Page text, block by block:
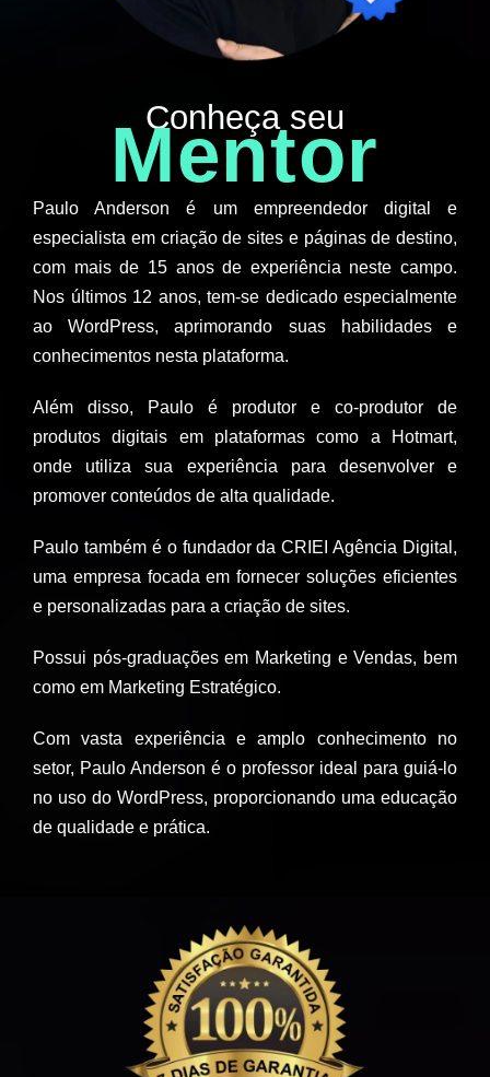
Conheça seu
Mentor
Paulo Anderson é um empreendedor digital e
especialista em criação de sites e páginas de destino,
com mais de 15 anos de experiência neste campo.
Nos últimos 12 anos, tem-se dedicado especialmente
ao WordPress, aprimorando suas habilidades e
conhecimentos nesta plataforma.
Além disso, Paulo é produtor e co-produtor de
produtos digitais em plataformas como a Hotmart,
onde utiliza sua experiência para desenvolver e
promover conteúdos de alta qualidade.
Paulo também é o fundador da CRIEI Agência Digital,
uma empresa focada em fornecer soluções eficientes
e personalizadas para a criação de sites.
Possui pós-graduações em Marketing e Vendas, bem
como em Marketing Estratégico.
Com vasta experiência e amplo conhecimento no
setor, Paulo Anderson é o professor ideal para guiá-lo
no uso do WordPress, proporcionando uma educação
de qualidade e prática.